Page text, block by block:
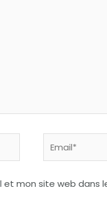
et mon site web